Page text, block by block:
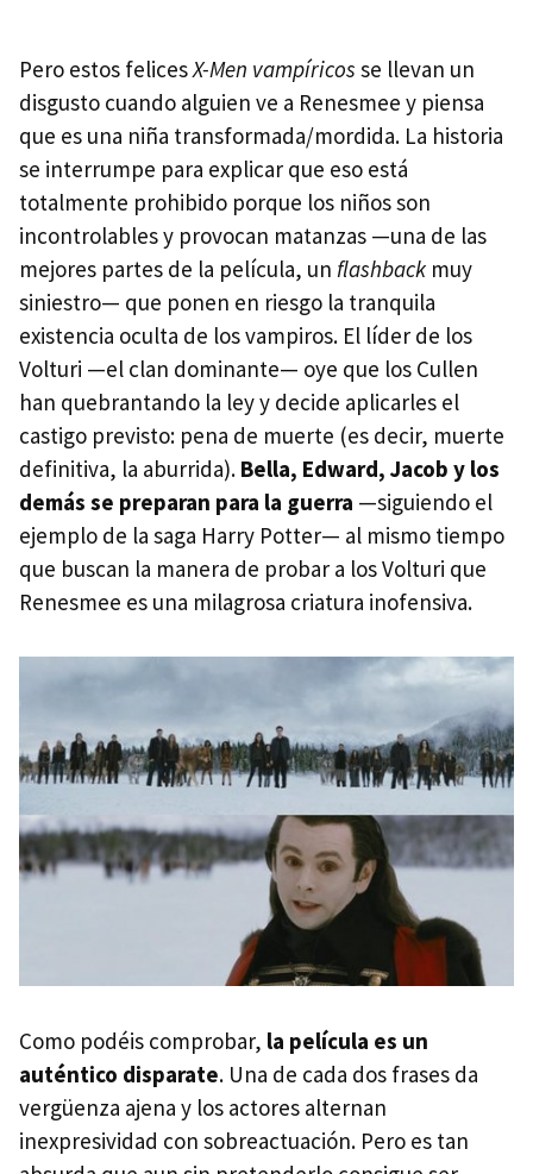
Pero estos felicesX-Men vampíricos se llevan un
disgusto cuando alguien ve a Renesmee y piensa
que es una niña transformada/mordida. La historia
se interrumpe para explicar que eso está
totalmente prohibido porque los niños son
incontrolables y provocan matanzas —una de las
mejores partes de la película, un flashback muy
siniestro— que ponen en riesgo la tranquila
existencia oculta de los vampiros. El líder de los
Volturi —el clan dominante— oye que los Cullen
han quebrantando la ley y decide aplicarles el
castigo previsto: pena de muerte (es decir, muerte
definitiva, la aburrida). Bella, Edward, Jacob y los
demás se preparan para la guerra —siguiendo el
ejemplo de la saga Harry Potter— al mismo tiempo
que buscan la manera de probar a los Volturi que
Renesmee es una milagrosa criatura inofensiva.
Como podéis comprobar, la película es un
auténtico disparate. Una de cada dos frases da
vergüenza ajena y los actores alternan
inexpresividad con sobreactuación. Pero es tan